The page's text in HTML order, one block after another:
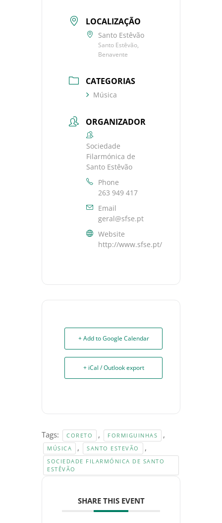
LOCALIZAÇÃO
Santo Estêvão
Santo Estêvão,
Benavente
CATEGORIAS
Música
ORGANIZADOR
Sociedade
Filarmónica de
Santo Estêvão
Phone
263 949 417
Email
geral@sfse.pt
Website
http://www.sfse.pt/
+ Add to Google Calendar
+ iCal / Outlook export
Tags: CORETO , FORMIGUINHAS ,
MÚSICA , SANTO ESTEVÃO ,
SOCIEDADE FILARMÓNICA DE SANTO
ESTÊVÃO
SHARE THIS EVENT